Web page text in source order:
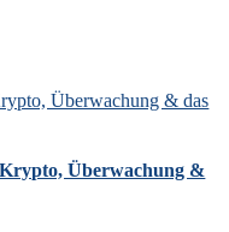
Überwachung & das
Überwachung &